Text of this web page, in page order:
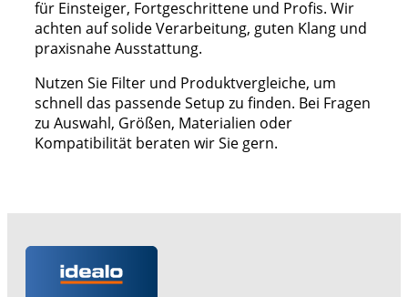
für Einsteiger, Fortgeschrittene und Profis. Wir
achten auf solide Verarbeitung, guten Klang und
praxisnahe Ausstattung.
Nutzen Sie Filter und Produktvergleiche, um
schnell das passende Setup zu finden. Bei Fragen
zu Auswahl, Größen, Materialien oder
Kompatibilität beraten wir Sie gern.